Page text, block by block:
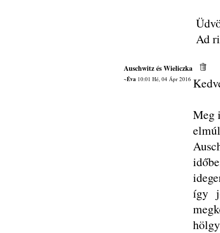
Ad
Auschwitz és Wieliczka
~Éva10:01 Hé, 04 Ápr 2016
Meg
így